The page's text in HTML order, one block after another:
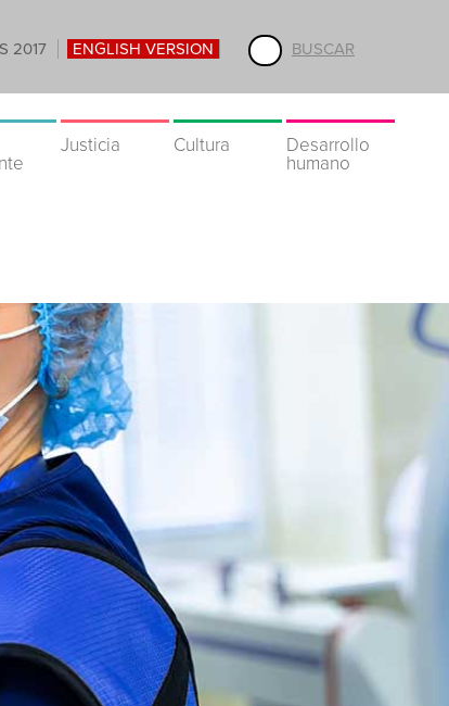
BUSCAR
2017 ENGLISH VERSION
Justicia Cultura
Desarrollo
humano